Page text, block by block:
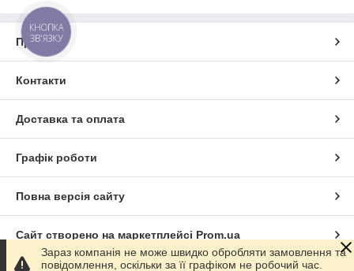
Про нас
Контакти
Доставка та оплата
Графік роботи
Повна версія сайту
Сайт створено на маркетплейсі Prom.ua
Зараз компанія не може швидко обробляти замовлення та
повідомлення, оскільки за її графіком не робочий час.
КНОПКА
ЗВ'ЯЗКУ